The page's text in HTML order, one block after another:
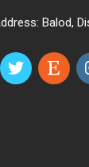
Balod,